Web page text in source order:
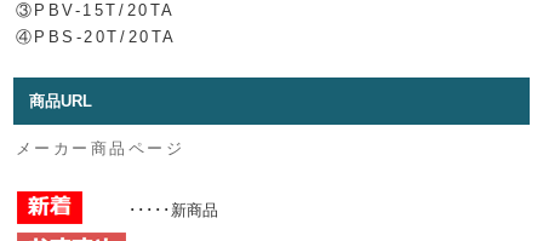
③PBV-15T/20TA
④PBS-20T/20TA
商品URL
メーカー商品ページ
･････新商品